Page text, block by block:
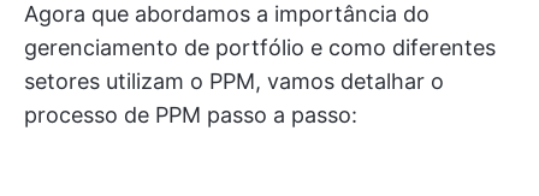
Agora que abordamos a importância do
gerenciamento de portfólio e como diferentes
setores utilizam o PPM, vamos detalhar o
processo de PPM passo a passo: